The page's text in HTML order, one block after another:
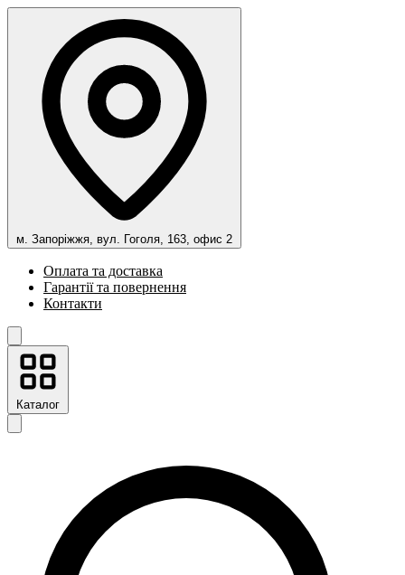
м. Запоріжжя, вул. Гоголя, 163, офис 2
Оплата та доставка
Гарантії та повернення
Контакти
Каталог